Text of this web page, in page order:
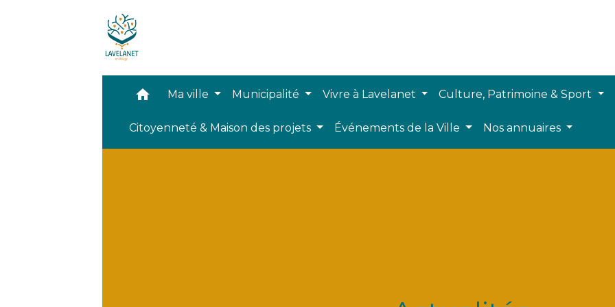
home Ma ville Municipalité Vivre à Lavelanet Culture, Patrimoine & Sport
Citoyenneté & Maison des projets Événements de la Ville Nos annuaires